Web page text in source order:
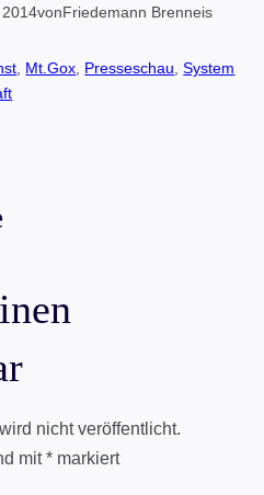
2014vonFriedemann Brenneis
Mt.Gox Presseschau , System
nicht veröffentlicht.
mit*markiert